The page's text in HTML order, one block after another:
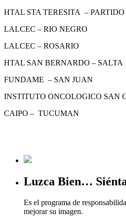
HTAL STA TERESITA –
LALCEC – RIO NEGRO
LALCEC – ROSARIO
HTAL SAN BERNARDO – SALTA
FUNDAME – SAN JUAN
INSTITUTO ONCOLOGICO SAN
CAIPO – TUCUMAN
Luzca Bien…
Es el programa de
mejorar su imagen.